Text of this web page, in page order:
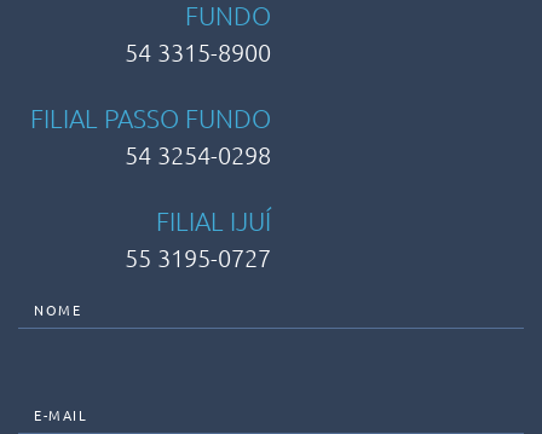
FUNDO
54 3315-8900
FILIAL PASSO FUNDO
54 3254-0298
FILIAL IJUÍ
55 3195-0727
NOME
E-MAIL